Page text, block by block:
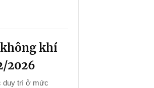
khí
2026
duy trì ở mức